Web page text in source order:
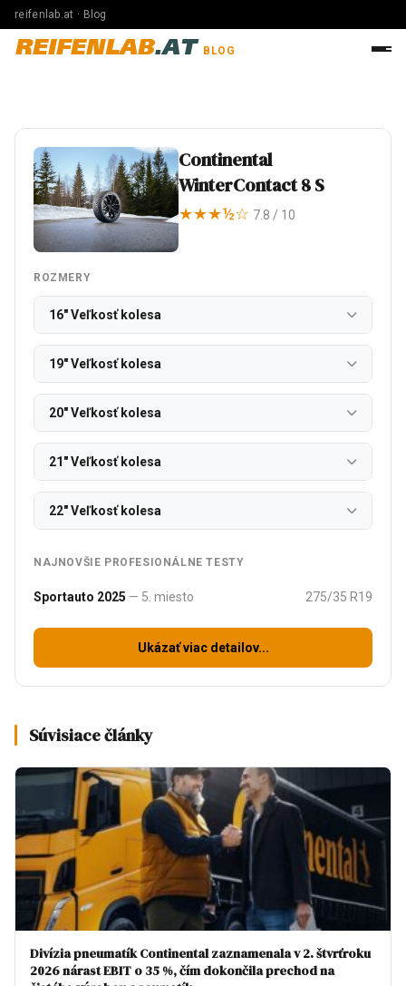
reifenlab.at · Blog
REIFENLAB.AT BLOG
Continental
WinterContact 8 S
★★★½☆ 7.8 / 10
ROZMERY
16" Veľkosť kolesa
19" Veľkosť kolesa
20" Veľkosť kolesa
21" Veľkosť kolesa
22" Veľkosť kolesa
NAJNOVŠIE PROFESIONÁLNE TESTY
Sportauto 2025 — 5. miesto 275/35 R19
Ukázať viac detailov...
Súvisiace články
Divízia pneumatík Continental zaznamenala v 2. štvrťroku
2026 nárast EBIT o 35 %, čím dokončila prechod na